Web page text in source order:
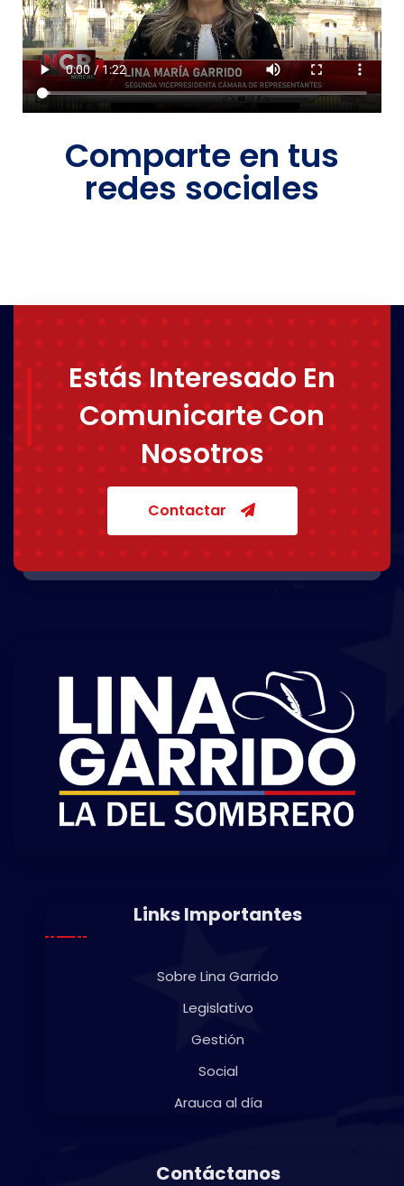
Comparte en tus
redes sociales
Estás Interesado En
Comunicarte Con
Nosotros
Contactar
Links Importantes
Sobre Lina Garrido
Legislativo
Gestión
Social
Arauca al día
Contáctanos